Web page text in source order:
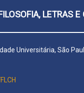
LETRAS
Universitária, São